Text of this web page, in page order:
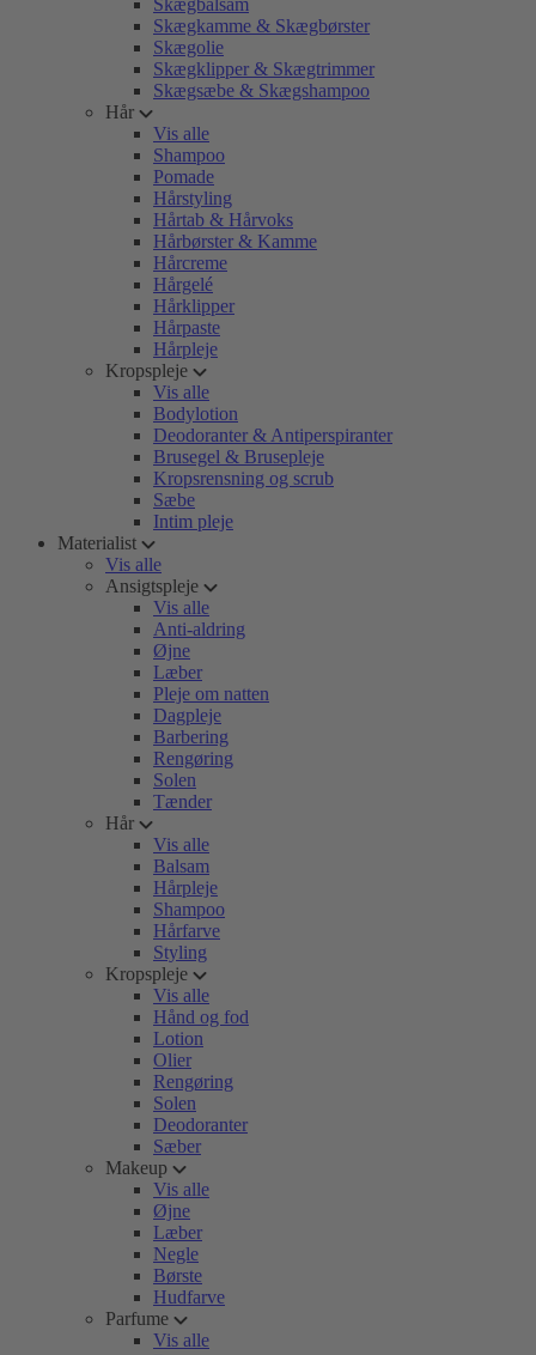
Skægbalsam
Skægkamme & Skægbørster
Skægolie
Skægklipper & Skægtrimmer
Skægsæbe & Skægshampoo
Hår
Vis alle
Shampoo
Pomade
Hårstyling
Hårtab & Hårvoks
Hårbørster & Kamme
Hårcreme
Hårgelé
Hårklipper
Hårpaste
Hårpleje
Kropspleje
Vis alle
Bodylotion
Deodoranter & Antiperspiranter
Brusegel & Brusepleje
Kropsrensning og scrub
Sæbe
Intim pleje
Materialist
Vis alle
Ansigtspleje
Vis alle
Anti-aldring
Øjne
Læber
Pleje om natten
Dagpleje
Barbering
Rengøring
Solen
Tænder
Hår
Vis alle
Balsam
Hårpleje
Shampoo
Hårfarve
Styling
Kropspleje
Vis alle
Hånd og fod
Lotion
Olier
Rengøring
Solen
Deodoranter
Sæber
Makeup
Vis alle
Øjne
Læber
Negle
Børste
Hudfarve
Parfume
Vis alle